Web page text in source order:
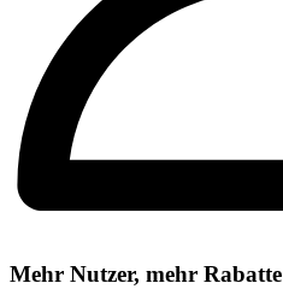
Mehr Nutzer, mehr Rabatte